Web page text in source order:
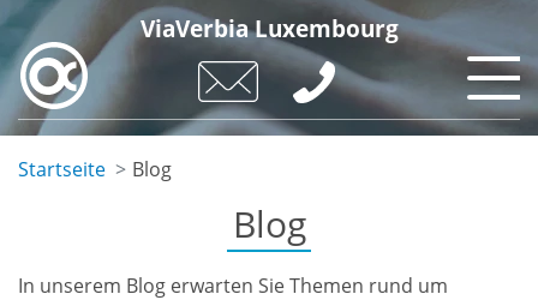
Direkt
zum
Inhalt
ViaVerbia Luxembourg
Startseite Blog
Blog
In unserem Blog erwarten Sie Themen rund um